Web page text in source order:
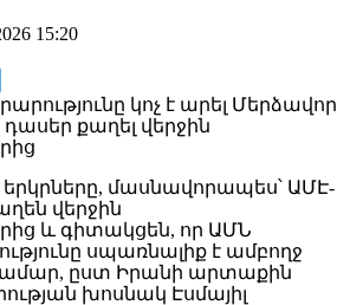
15:20
երկրները, մասնավորապես՝ ԱՄԷ-
վերջին
և գիտակցեն, որ ԱՄՆ
սպառնալիք է ամբողջ
ըստ Իրանի արտաքին
խոսնակ Էսմայիլ